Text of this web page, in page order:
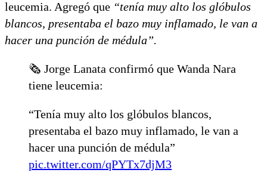
leucemia. Agregó que “tenía muy alto los glóbulos
blancos, presentaba el bazo muy inflamado, le van a
hacer una punción de médula”.
🗞️ Jorge Lanata confirmó que Wanda Nara
tiene leucemia:
“Tenía muy alto los glóbulos blancos,
presentaba el bazo muy inflamado, le van a
hacer una punción de médula”
pic.twitter.com/qPYTx7djM3